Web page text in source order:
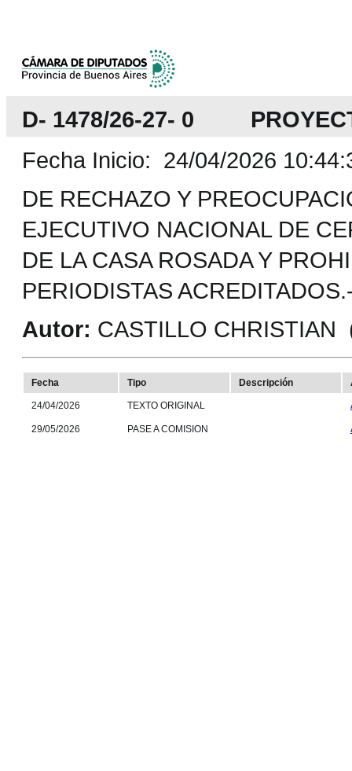
D- 1478/26-27- 0
Fecha Inicio: 24/04/2026
DE RECHAZO Y
EJECUTIVO NACIONAL DE
DE LA CASA ROSADA Y
PERIODISTAS
Autor: CASTILLO CHRISTIAN
Fecha Tipo Descripción
24/04/2026 TEXTO ORIGINAL
29/05/2026 PASE A COMISION